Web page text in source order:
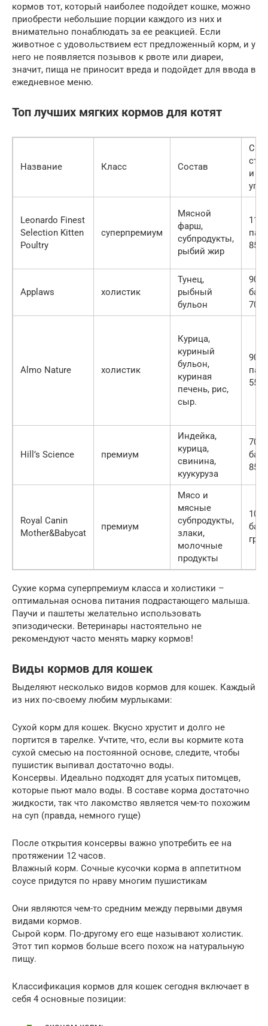
кормов тот, который наиболее подойдет кошке, можно
приобрести небольшие порции каждого из них и
внимательно понаблюдать за ее реакцией. Если
животное с удовольствием ест предложенный корм, и у
него не появляется позывов к рвоте или диареи,
значит, пища не приносит вреда и подойдет для ввода в
ежедневное меню.
Топ лучших мягких кормов для котят
Название Класс Состав
и
Leonardo Finest
Selection Kitten
Poultry
суперпремиум
Мясной
фарш,
субпродукты,
рыбий жир
110
85
Applaws холистик
Тунец,
рыбный
бульон
90
70
Almo Nature холистик
Курица,
куриный
бульон,
куриная
печень, рис,
сыр.
90
55
Hill’s Science премиум
Индейка,
курица,
свинина,
куукуруза
70
85
Royal Canin
Mother&Babycat
премиум
Мясо и
мясные
субпродукты,
злаки,
молочные
продукты
100
гр.
Сухие корма суперпремиум класса и холистики –
оптимальная основа питания подрастающего малыша.
Паучи и паштеты желательно использовать
эпизодически. Ветеринары настоятельно не
рекомендуют часто менять марку кормов!
Виды кормов для кошек
Выделяют несколько видов кормов для кошек. Каждый
из них по-своему любим мурлыками:
Сухой корм для кошек. Вкусно хрустит и долго не
портится в тарелке. Учтите, что, если вы кормите кота
сухой смесью на постоянной основе, следите, чтобы
пушистик выпивал достаточно воды.
Консервы. Идеально подходят для усатых питомцев,
которые пьют мало воды. В составе корма достаточно
жидкости, так что лакомство является чем-то похожим
на суп (правда, немного гуще)
После открытия консервы важно употребить ее на
протяжении 12 часов.
Влажный корм. Сочные кусочки корма в аппетитном
соусе придутся по нраву многим пушистикам
Они являются чем-то средним между первыми двумя
видами кормов.
Сырой корм. По-другому его еще называют холистик.
Этот тип кормов больше всего похож на натуральную
пищу.
Классификация кормов для кошек сегодня включает в
себя 4 основные позиции: